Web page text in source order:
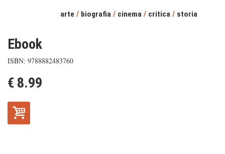
arte / biografia / cinema / critica / storia
Ebook
ISBN: 9788882483760
€ 8.99